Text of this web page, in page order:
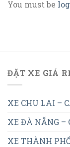
You must be
ĐẶT XE GIÁ
XE CHU LAI –
XE ĐÀ NẴNG –
XE THÀNH